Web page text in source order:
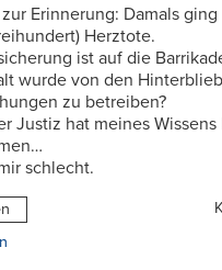
Erinnerung: Damals
Herztote.
ist auf die
wurde von den
zu betreiben?
Justiz hat meines
schlecht.